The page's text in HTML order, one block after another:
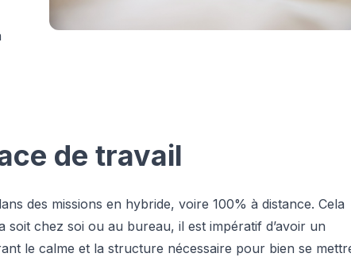
de travail
des missions en hybride, voire 100% à distance. Cela
chez soi ou au bureau, il est impératif d’avoir un
le calme et la structure nécessaire pour bien se